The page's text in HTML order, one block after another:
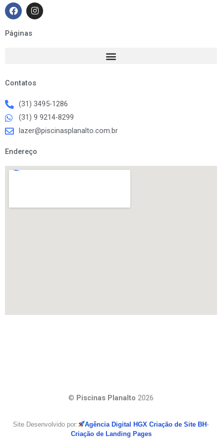
F
a
c
e
b
I
n
s
Páginas
Contatos
(31) 3495-1286
(31) 9 9214-8299
lazer@piscinasplanalto.com.br
Endereço
© Piscinas Planalto 2026
Site Desenvolvido por: Agência Digital HGX Criação de Site BH •
Criação de Landing Pages